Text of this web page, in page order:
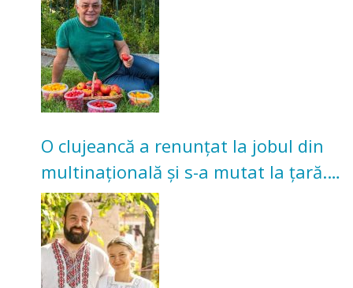
O clujeancă a renunțat la jobul din
multinațională și s-a mutat la țară.
Acum cultivă legume în grădina
bunicilor